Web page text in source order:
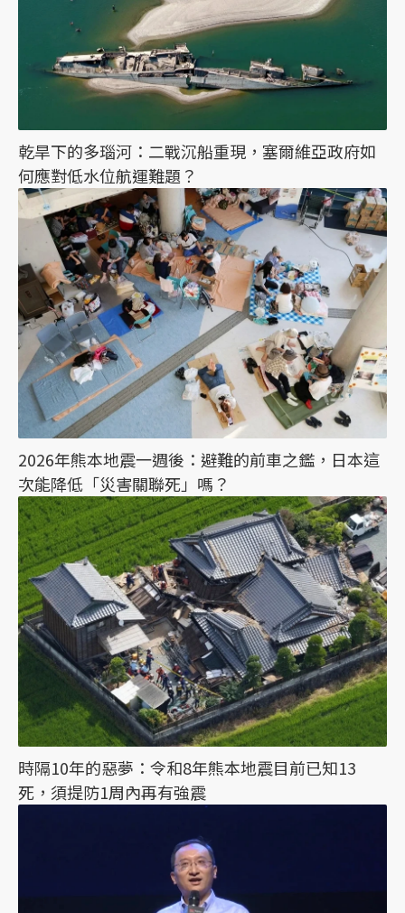
乾旱下的多瑙河：二戰沉船重現，塞爾維亞政府如
何應對低水位航運難題？
2026年熊本地震一週後：避難的前車之鑑，日本這
次能降低「災害關聯死」嗎？
時隔10年的惡夢：令和8年熊本地震目前已知13
死，須提防1周內再有強震